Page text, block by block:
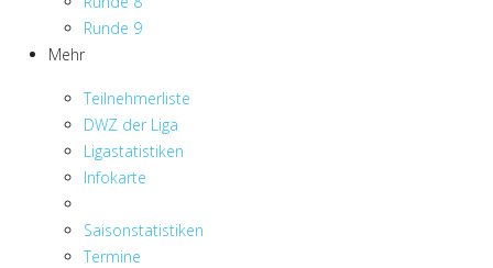
Runde 9
Mehr
Teilnehmerliste
DWZ der Liga
Ligastatistiken
Infokarte
Saisonstatistiken
Termine